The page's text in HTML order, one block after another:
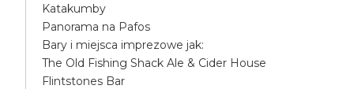
Katakumby
Panorama na Pafos
Bary i miejsca imprezowe jak:
The Old Fishing Shack Ale & Cider House
Flintstones Bar